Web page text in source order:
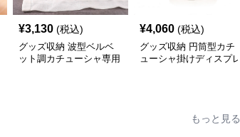
¥3,130 (税込)
グッズ収納 波型ベルベ
ット調カチューシャ専用
¥4,060 (税込)
グッズ収納 円筒型カチ
ューシャ掛けディスプレ
もっと見る